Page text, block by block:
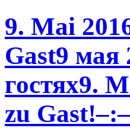
9. Mai
Gast9 мая
гостях9.
zu